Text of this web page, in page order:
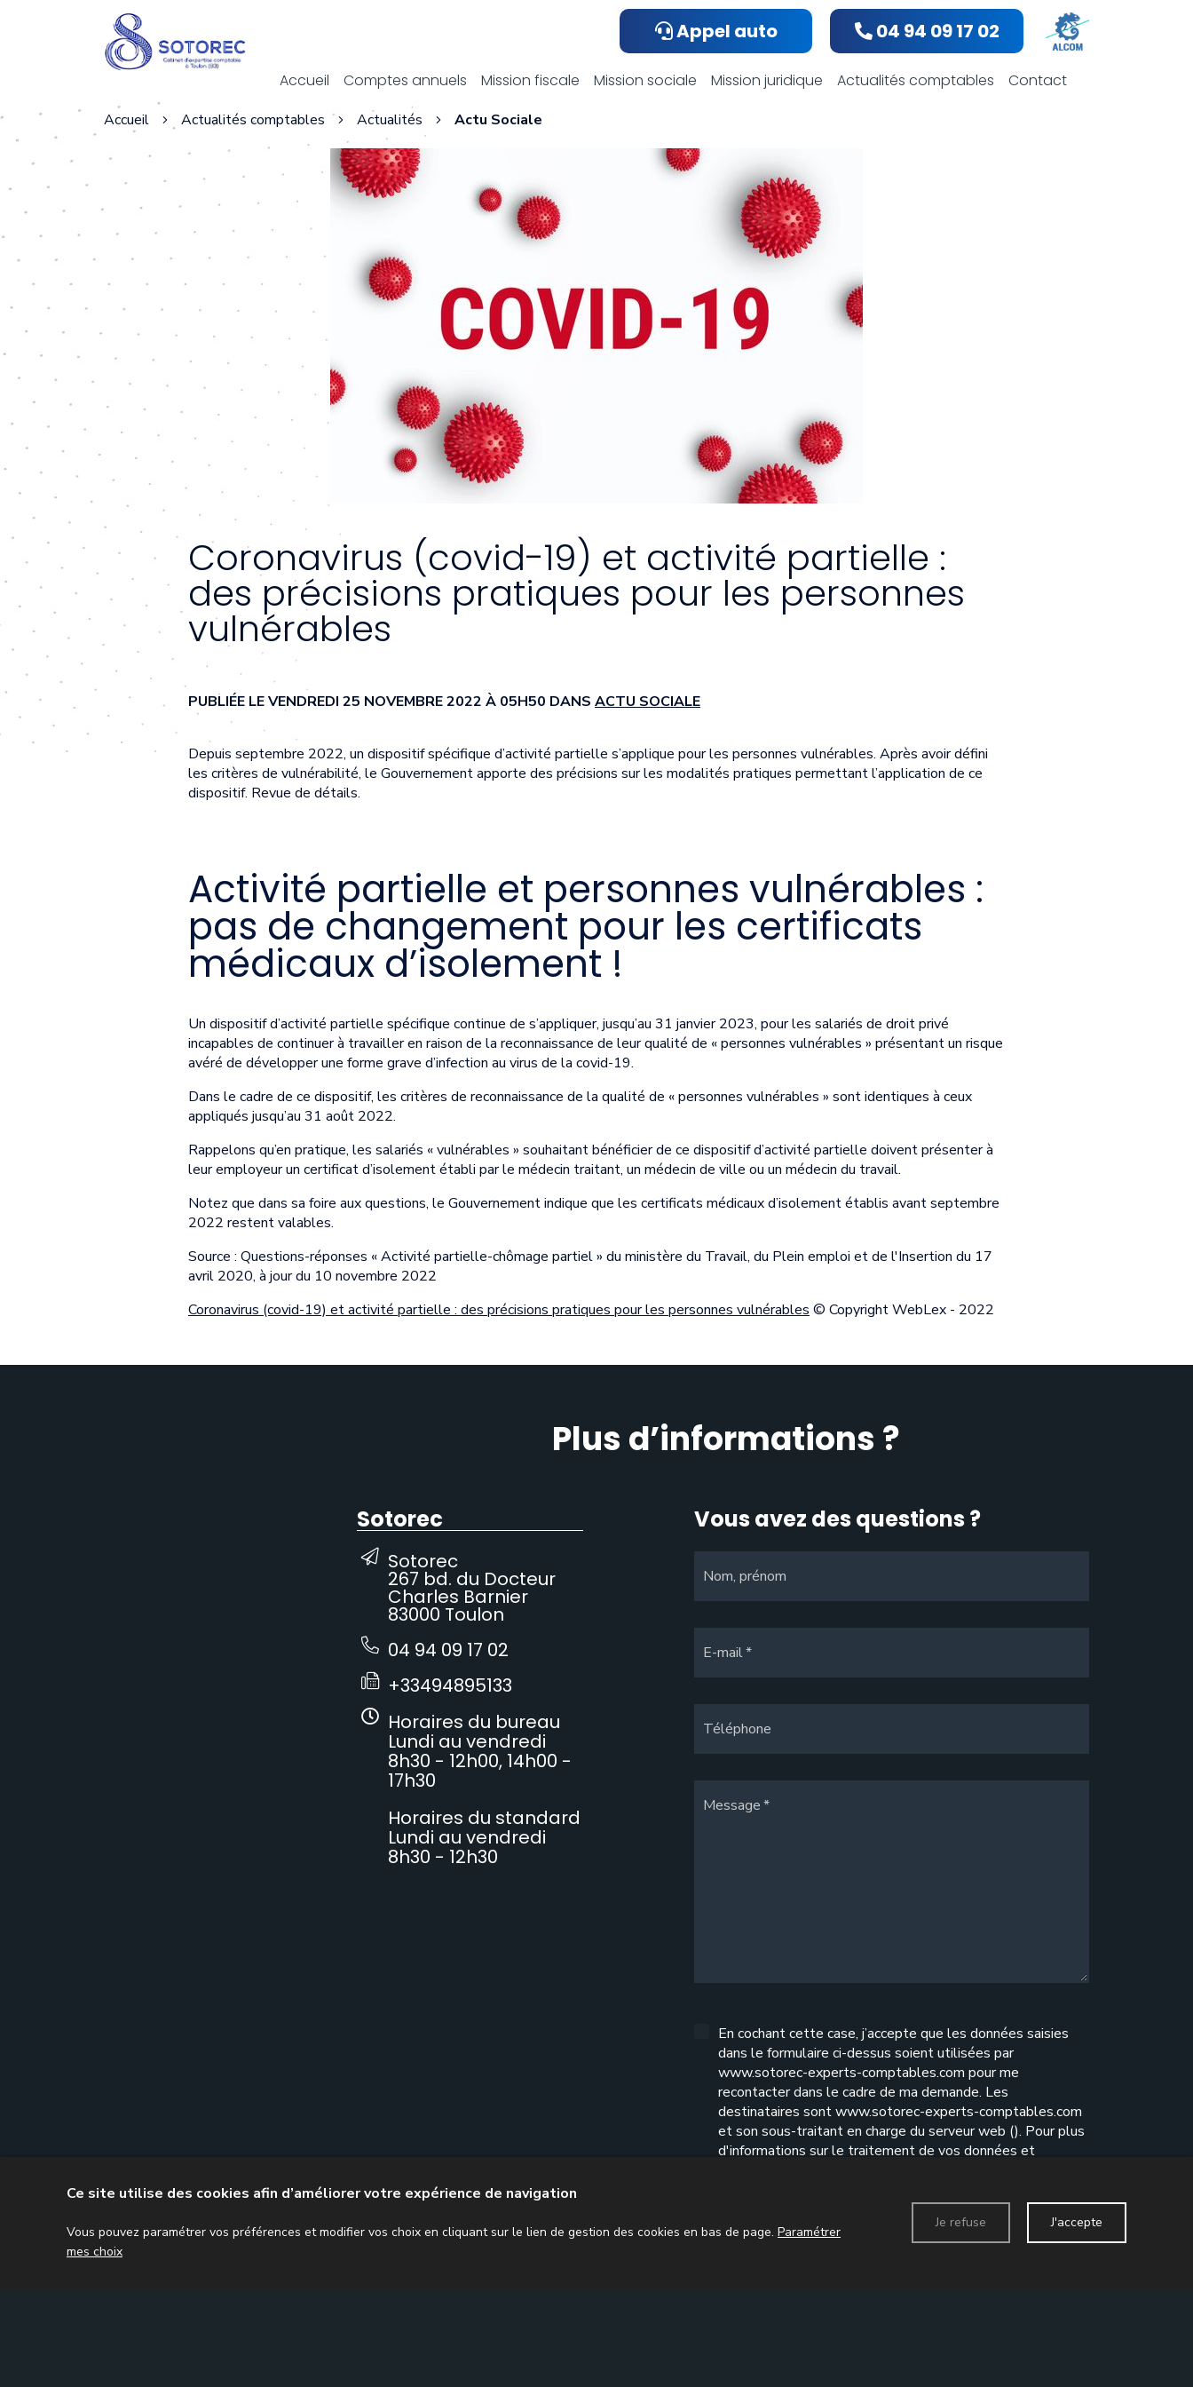
Appel auto 04 94 09 17 02
Accueil Comptes annuels Mission fiscale Mission sociale Mission juridique Actualités comptables Contact
Actualités comptables
Accueil Actualités comptables Actualités Actu Sociale
Coronavirus (covid-19) et activité partielle :
des précisions pratiques pour les personnes
vulnérables
PUBLIÉE LE VENDREDI 25 NOVEMBRE 2022 À 05H50 DANS ACTU SOCIALE
Depuis septembre 2022, un dispositif spécifique d’activité partielle s’applique pour les personnes vulnérables. Après avoir défini
les critères de vulnérabilité, le Gouvernement apporte des précisions sur les modalités pratiques permettant l’application de ce
dispositif. Revue de détails.
Activité partielle et personnes vulnérables :
pas de changement pour les certificats
médicaux d’isolement !
Un dispositif d’activité partielle spécifique continue de s’appliquer, jusqu’au 31 janvier 2023, pour les salariés de droit privé
incapables de continuer à travailler en raison de la reconnaissance de leur qualité de « personnes vulnérables » présentant un risque
avéré de développer une forme grave d’infection au virus de la covid-19.
Dans le cadre de ce dispositif, les critères de reconnaissance de la qualité de « personnes vulnérables » sont identiques à ceux
appliqués jusqu’au 31 août 2022.
Rappelons qu’en pratique, les salariés « vulnérables » souhaitant bénéficier de ce dispositif d’activité partielle doivent présenter à
leur employeur un certificat d’isolement établi par le médecin traitant, un médecin de ville ou un médecin du travail.
Notez que dans sa foire aux questions, le Gouvernement indique que les certificats médicaux d’isolement établis avant septembre
2022 restent valables.
Source : Questions-réponses « Activité partielle-chômage partiel » du ministère du Travail, du Plein emploi et de l'Insertion du 17
avril 2020, à jour du 10 novembre 2022
Coronavirus (covid-19) et activité partielle : des précisions pratiques pour les personnes vulnérables © Copyright WebLex - 2022
Plus d’informations ?
Sotorec
Sotorec
267 bd. du Docteur
Charles Barnier
83000 Toulon
04 94 09 17 02
+33494895133
Horaires du bureau
Lundi au vendredi
8h30 - 12h00, 14h00 -
17h30
Horaires du standard
Lundi au vendredi
8h30 - 12h30
Vous avez des questions ?
Nom, prénom
E-mail
Téléphone
Message
En cochant cette case, j’accepte que les données saisies
dans le formulaire ci-dessus soient utilisées par
www.sotorec-experts-comptables.com pour me
recontacter dans le cadre de ma demande. Les
destinataires sont www.sotorec-experts-comptables.com
et son sous-traitant en charge du serveur web (). Pour plus
d'informations sur le traitement de vos données et
Envoyer le formulaire
Ce site utilise des cookies afin d’améliorer votre expérience de navigation
Vous pouvez paramétrer vos préférences et modifier vos choix en cliquant sur le lien de gestion des cookies en bas de page. Paramétrer
mes choix
Je refuse J'accepte